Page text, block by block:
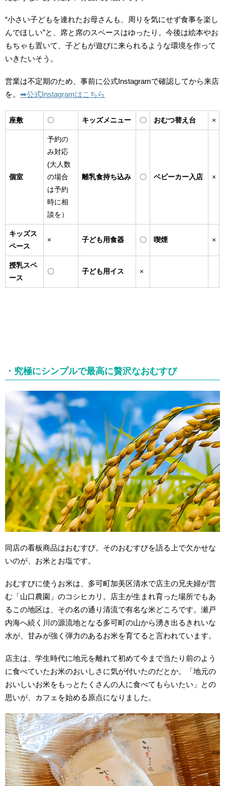
“小さい子どもを連れたお母さんも、周りを気にせず食事を楽し
んでほしい”と、席と席のスペースはゆったり。今後は絵本やお
もちゃも置いて、子どもが遊びに来られるような環境を作って
いきたいそう。
営業は不定期のため、事前に公式Instagramで確認してから来店
を。➡︎公式Instagramはこちら
座敷 〇 キッズメニュー 〇 おむつ替え台 ×
個室
予約の
み対応
(大人数
の場合
は予約
時に相
談を）
離乳食持ち込み 〇 ベビーカー入店 ×
キッズス
ペース
× 子ども用食器 〇 喫煙 ×
授乳スペ
ース
〇 子ども用イス ×
・究極にシンプルで最高に贅沢なおむすび
同店の看板商品はおむすび。そのおむすびを語る上で欠かせな
いのが、お米とお塩です。
おむすびに使うお米は、多可町加美区清水で店主の兄夫婦が営
む「山口農園」のコシヒカリ。店主が生まれ育った場所でもあ
るこの地区は、その名の通り清流で有名な米どころです。瀬戸
内海へ続く川の源流地となる多可町の山から湧き出るきれいな
水が、甘みが強く弾力のあるお米を育てると言われています。
店主は、学生時代に地元を離れて初めて今まで当たり前のよう
に食べていたお米のおいしさに気が付いたのだとか。「地元の
おいしいお米をもっとたくさんの人に食べてもらいたい」との
思いが、カフェを始める原点になりました。